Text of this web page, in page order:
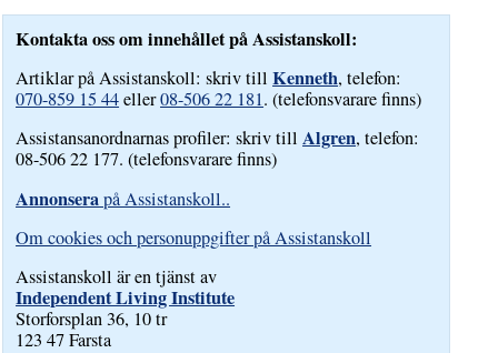
Kontakta oss om innehållet på Assistanskoll:
Artiklar på Assistanskoll: skriv tillKenneth, telefon:
070-859 15 44eller08-506 22 181. (telefonsvarare finns)
Assistansanordnarnas profiler: skriv tillAlgren, telefon:
08-506 22 177. (telefonsvarare finns)
Annonserapå Assistanskoll..
Om cookies och personuppgifter på Assistanskoll
Assistanskoll är en tjänst av
Independent Living Institute
Storforsplan 36, 10 tr
123 47 Farsta